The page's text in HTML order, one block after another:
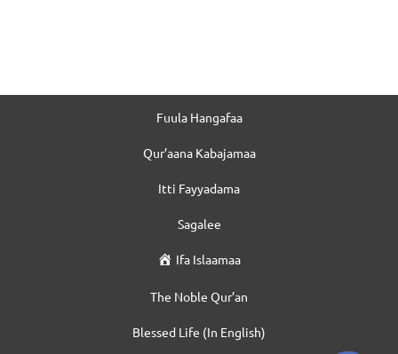
Fuula Hangafaa
Qur’aana Kabajamaa
Itti Fayyadama
Sagalee
Ifa Islaamaa
The Noble Qur’an
Blessed Life (In English)